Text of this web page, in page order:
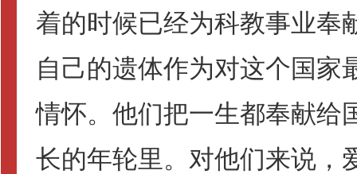
着的时候已经为科教事业奉
自己的遗体作为对这个国家
情怀。他们把一生都奉献给
长的年轮里。对他们来说，